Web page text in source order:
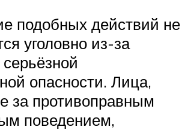
подобных действий не
уголовно из-за
серьёзной
опасности. Лица,
за противоправным
поведением,